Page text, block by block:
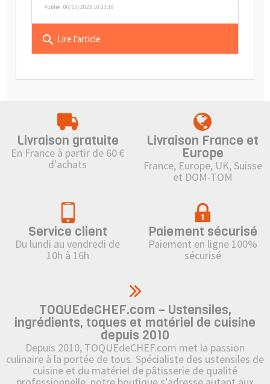
Publié : 06/03/2023 10:33:18
search Lire l'article
Livraison gratuite
En France à partir de 60 €
d'achats
Livraison France et
Europe
France, Europe, UK, Suisse
et DOM-TOM
Service client
Du lundi au vendredi de
10h à 16h
Paiement sécurisé
Paiement en ligne 100%
sécurisé
TOQUEdeCHEF.com – Ustensiles,
ingrédients, toques et matériel de cuisine
depuis 2010
Depuis 2010, TOQUEdeCHEF.com met la passion
culinaire à la portée de tous. Spécialiste des ustensiles de
cuisine et du matériel de pâtisserie de qualité